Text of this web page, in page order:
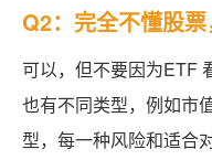
Q2：完全不懂股票
可以，但不要因为ETF
也有不同类型，例如市
型，每一种风险和适合